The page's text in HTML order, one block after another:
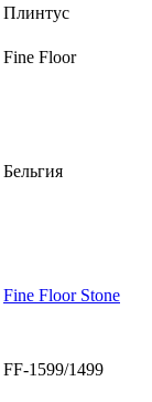
Плинтус
Fine Floor
Бельгия
Fine Floor Stone
FF-1599/1499